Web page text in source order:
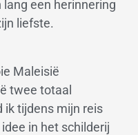
een herinnering
liefste.
Maleisië
twee totaal
ik tijdens mijn reis
in het schilderij